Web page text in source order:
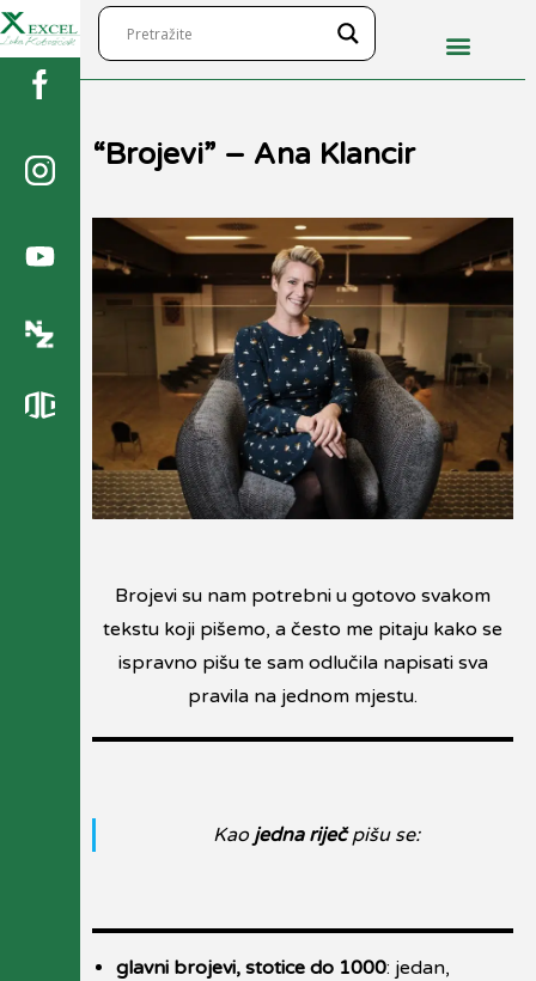
“Brojevi” – Ana Klancir
Brojevi su nam potrebni u gotovo svakom
tekstu koji pišemo, a često me pitaju kako se
ispravno pišu te sam odlučila napisati sva
pravila na jednom mjestu.
Kao jedna riječpišu se:
glavni brojevi, stotice do 1000: jedan,